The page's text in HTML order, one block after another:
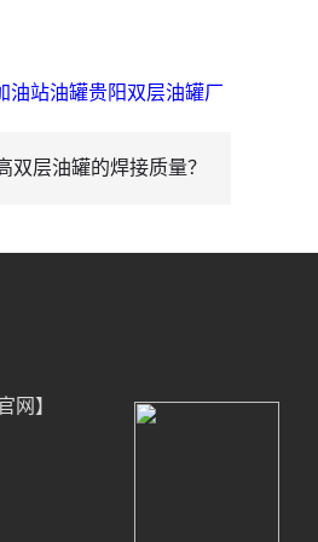
油站油罐贵阳双层油罐厂
层油罐的焊接质量？
网】